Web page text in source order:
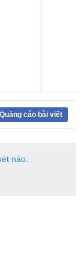
Quảng cáo bài viết
nào: